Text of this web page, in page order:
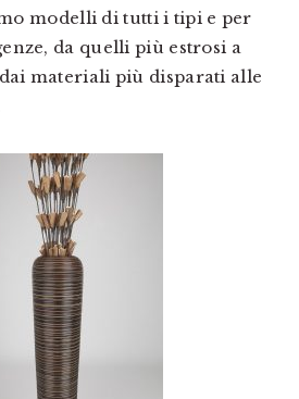
modelli di tutti i tipi e per
da quelli più estrosi a
materiali più disparati alle